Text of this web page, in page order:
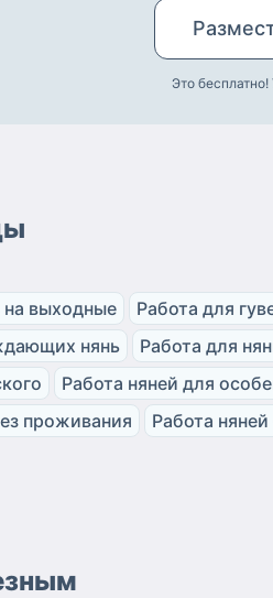
Это
на выходные
Работа для
нянь
Работа для
Работа няней для
проживания
Работа